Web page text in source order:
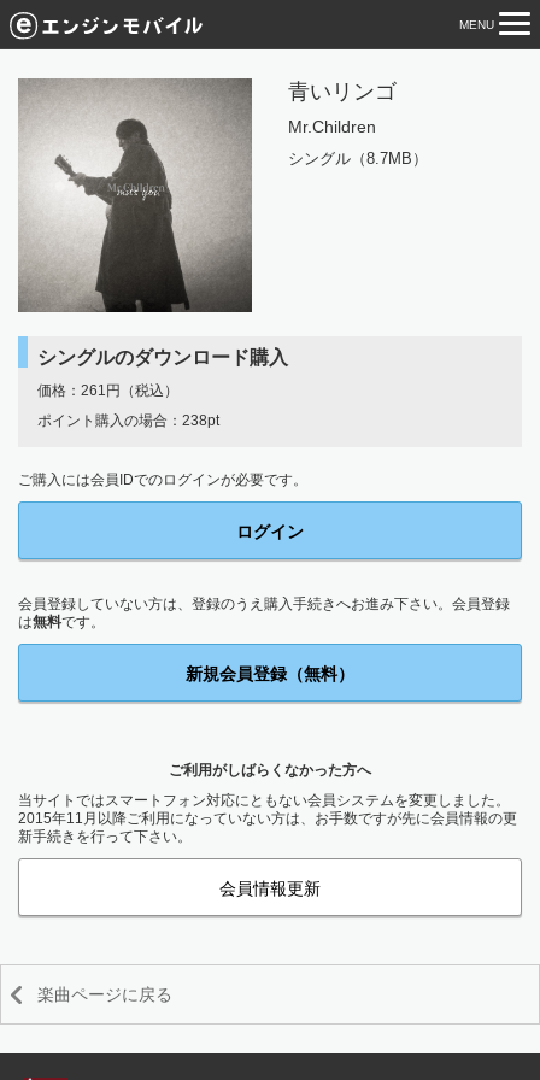
MENU
青いリンゴ
Mr.Children
シングル（8.7MB）
シングルのダウンロード購入
価格：261円（税込）
ポイント購入の場合：238pt
ご購入には会員IDでのログインが必要です。
ログイン
会員登録していない方は、登録のうえ購入手続きへお進み下さい。会員登録
は無料です。
新規会員登録（無料）
ご利用がしばらくなかった方へ
当サイトではスマートフォン対応にともない会員システムを変更しました。
2015年11月以降ご利用になっていない方は、お手数ですが先に会員情報の更
新手続きを行って下さい。
会員情報更新
楽曲ページに戻る